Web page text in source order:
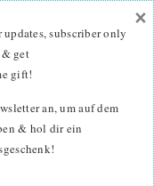
subscriber only
get
gift!
an, um auf dem
& hol dir ein
×